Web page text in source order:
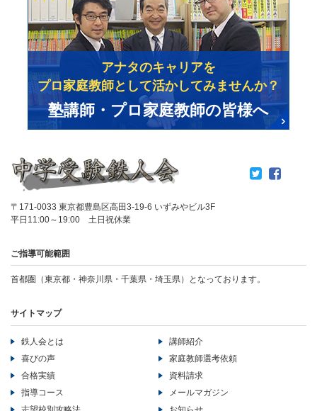
〒171-0033 東京都豊島区高田3-19-6 いずみやビル3F
平日11:00～19:00 土日祝休業
ご指導可能範囲
首都圏（東京都・神奈川県・千葉県・埼玉県）となっております。
サイトマップ
鉄人会とは
喜びの声
合格実績
指導コース
講師紹介
家庭教師選考依頼
資料請求
メールマガジン
アナタのキャリアを
プロ家庭教師として活かしてみませんか？
塾講師・プロ家庭教師の皆様へ